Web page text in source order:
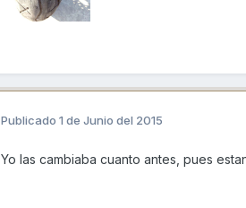
Publicado 1 de Junio del 2015
Yo las cambiaba cuanto antes, pues